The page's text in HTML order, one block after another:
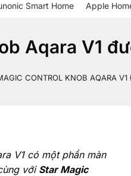
Smart Home Apple
Aqara V1
CONTROL KNOB AQARA
V1 có một phần màn
với Star Magic